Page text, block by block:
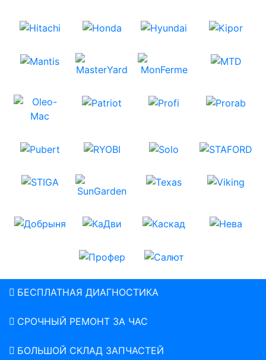
БЕСПЛАТНАЯ ДИАГНОСТИКА
СРОЧНЫЙ РЕМОНТ ЗА ЧАС
БОЛЬШОЙ СКЛАД ЗАПЧАСТЕЙ